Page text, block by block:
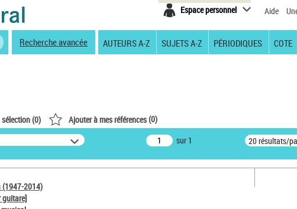
Espace personnel Aide
Recherche avancée AUTEURS A-Z SUJETS A-Z PÉRIODIQUES COTE
(0) Ajouter à mes références(0)
sur 1 20 résultats/
(1947-2014)
guitare]